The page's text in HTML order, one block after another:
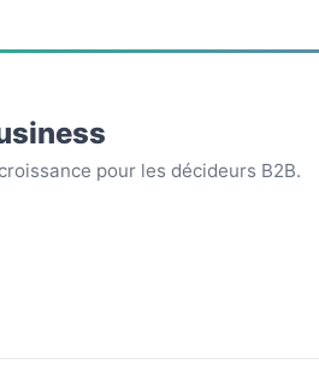
pour les décideurs B2B.